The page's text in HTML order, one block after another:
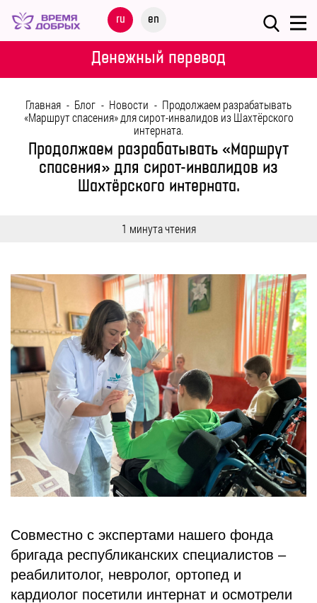
ru en
Меню
НАШИ
ПРОГРАММЫ
ПОМОЩЬ
БЛОГ
Денежный перевод
Главная - Блог - Новости - Продолжаем разрабатывать
«Маршрут спасения» для сирот-инвалидов из Шахтёрского
интерната.
Продолжаем разрабатывать «Маршрут
спасения» для сирот-инвалидов из
Шахтёрского интерната.
1 минута чтения
Совместно с экспертами нашего фонда
бригада республиканских специалистов –
реабилитолог, невролог, ортопед и
кардиолог посетили интернат и осмотрели